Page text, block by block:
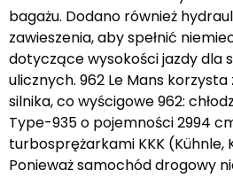
bagażu. Dodano również
zawieszenia, aby spełnić
dotyczące wysokości jazdy dla
ulicznych. 962 Le Mans
silnika, co wyścigowe 962:
Type-935 o pojemności 2994
turbosprężarkami KKK (Kühnle,
Ponieważ samochód drogowy